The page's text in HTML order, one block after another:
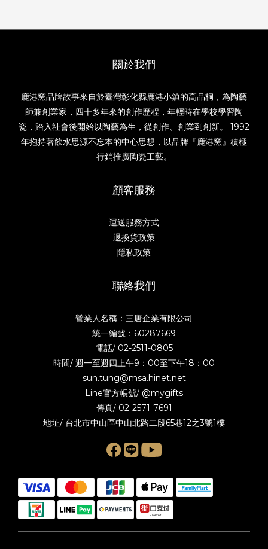
關於我們
鹿港窯品牌故事來自於臺灣彰化縣鹿港小鎮的高品桐，為陶藝
師兼創業家，四十多年來的創作歷程，年輕時在學校學習陶
瓷，踏入社會後開始以陶藝為生，從創作、創業到創新。 1992
年抱持著飲水思源不忘本的中心思想，以品牌『鹿港窯』積極
行銷推廣陶瓷工藝。
顧客服務
運送服務方式
退換貨政策
隱私政策
聯絡我們
營業人名稱：三唐企業有限公司
統一編號：60287669
電話/ 02-2511-0805
時間/ 週一至週四上午9：00至下午18：00
sun.tung@msa.hinet.net
Line官方帳號/ @mygifts
傳真/ 02-2571-7691
地址/ 台北市中山區中山北路二段65巷12之3號1樓